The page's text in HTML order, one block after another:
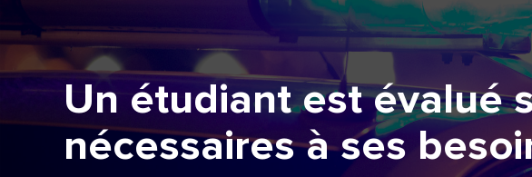
Un étudiant est évalué
nécessaires à ses